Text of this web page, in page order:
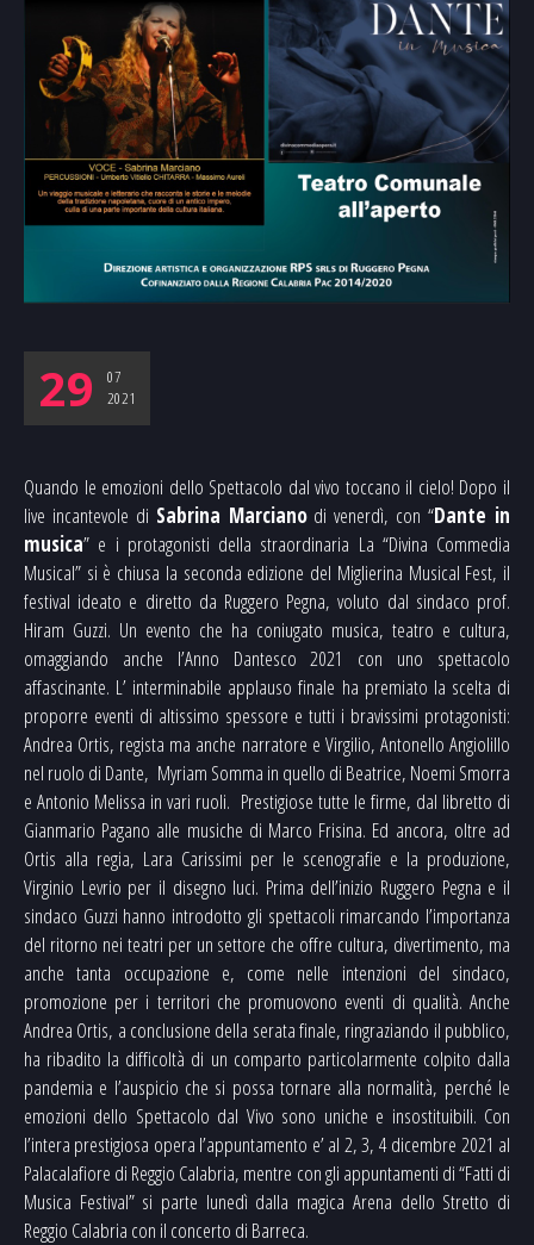
29
07
2021
Quando le emozioni dello Spettacolo dal vivo toccano il cielo! Dopo il
live incantevole di Sabrina Marcianodi venerdì, con “Dante in
musica” e i protagonisti della straordinaria La “Divina Commedia
Musical” si è chiusa la seconda edizione del Miglierina Musical Fest, il
festival ideato e diretto da Ruggero Pegna, voluto dal sindaco prof.
Hiram Guzzi. Un evento che ha coniugato musica, teatro e cultura,
omaggiando anche l’Anno Dantesco 2021 con uno spettacolo
affascinante. L’ interminabile applauso finale ha premiato la scelta di
proporre eventi di altissimo spessore e tutti i bravissimi protagonisti:
Andrea Ortis, regista ma anche narratore e Virgilio, Antonello Angiolillo
nel ruolo di Dante, Myriam Somma in quello di Beatrice, Noemi Smorra
e Antonio Melissa in vari ruoli. Prestigiose tutte le firme, dal libretto di
Gianmario Pagano alle musiche di Marco Frisina. Ed ancora, oltre ad
Ortis alla regia, Lara Carissimi per le scenografie e la produzione,
Virginio Levrio per il disegno luci. Prima dell’inizio Ruggero Pegna e il
sindaco Guzzi hanno introdotto gli spettacoli rimarcando l’importanza
del ritorno nei teatri per un settore che offre cultura, divertimento, ma
anche tanta occupazione e, come nelle intenzioni del sindaco,
promozione per i territori che promuovono eventi di qualità. Anche
Andrea Ortis, a conclusione della serata finale, ringraziando il pubblico,
ha ribadito la difficoltà di un comparto particolarmente colpito dalla
pandemia e l’auspicio che si possa tornare alla normalità, perché le
emozioni dello Spettacolo dal Vivo sono uniche e insostituibili. Con
l’intera prestigiosa opera l’appuntamento e’ al 2, 3, 4 dicembre 2021 al
Palacalafiore di Reggio Calabria, mentre con gli appuntamenti di “Fatti di
Musica Festival” si parte lunedì dalla magica Arena dello Stretto di
Reggio Calabria con il concerto di Barreca.